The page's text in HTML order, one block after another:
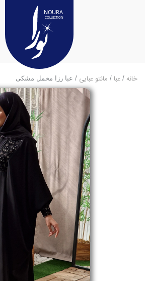
خانه / عبا / مانتو عبایی / عبا رزا مخمل مشکی